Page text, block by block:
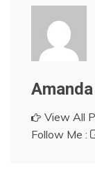
View All
Follow Me :